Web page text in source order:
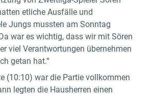
etliche Ausfälle und
Jungs mussten am Sonntag
war es wichtig, dass wir mit Sören
viel Verantwortungen übernehmen
getan hat.“
(10:10) war die Partie vollkommen
legten die Hausherren einen